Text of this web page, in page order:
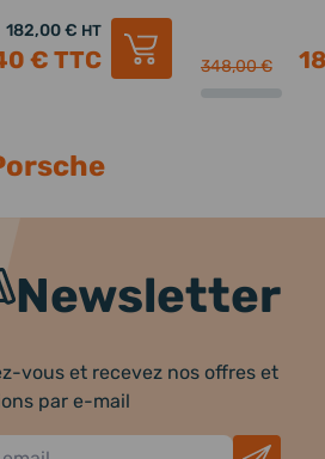
182,00 € HT
€ TTC 348,00 €
Newsletter
vous et recevez nos offres et
par e-mail